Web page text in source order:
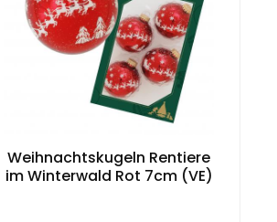
Weihnachtskugeln Rentiere
im Winterwald Rot 7cm (VE)